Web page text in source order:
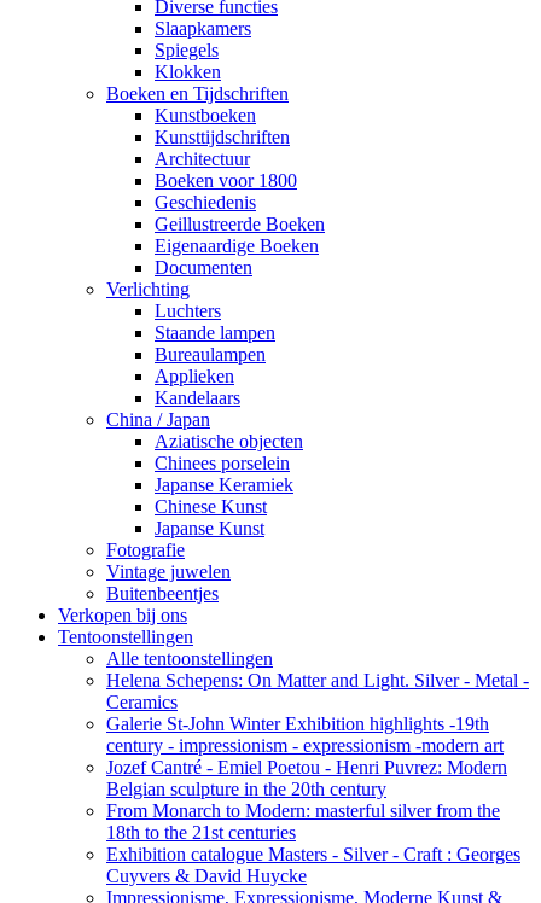
Diverse functies
Slaapkamers
Spiegels
Klokken
Boeken en Tijdschriften
Kunstboeken
Kunsttijdschriften
Architectuur
Boeken voor 1800
Geschiedenis
Geillustreerde Boeken
Eigenaardige Boeken
Documenten
Verlichting
Luchters
Staande lampen
Bureaulampen
Applieken
Kandelaars
China / Japan
Aziatische objecten
Chinees porselein
Japanse Keramiek
Chinese Kunst
Japanse Kunst
Fotografie
Vintage juwelen
Buitenbeentjes
Verkopen bij ons
Tentoonstellingen
Alle tentoonstellingen
Helena Schepens: On Matter and Light. Silver - Metal -
Ceramics
Galerie St-John Winter Exhibition highlights -19th
century - impressionism - expressionism -modern art
Jozef Cantré - Emiel Poetou - Henri Puvrez: Modern
Belgian sculpture in the 20th century
From Monarch to Modern: masterful silver from the
18th to the 21st centuries
Exhibition catalogue Masters - Silver - Craft : Georges
Cuyvers & David Huycke
Impressionisme, Expressionisme, Moderne Kunst &